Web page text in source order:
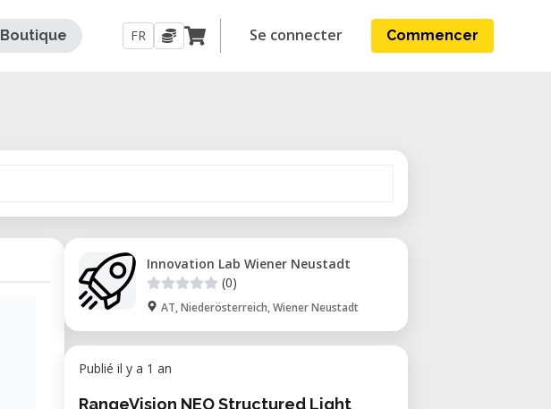
Boutique FR Se connecter Commencer
Innovation Lab Wiener Neustadt
(0)
AT, Niederösterreich, Wiener Neustadt
Publié il y a 1 an
RangeVision NEO Structured Light